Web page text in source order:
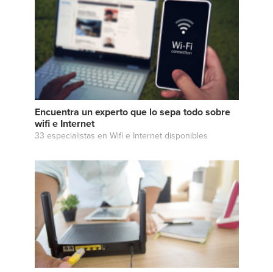
Encuentra un experto que lo sepa todo sobre
wifi e Internet
33 especialistas en Wifi e Internet disponibles